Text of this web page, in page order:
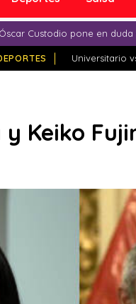
Óscar Custodio pone en
Universitario
y Keiko